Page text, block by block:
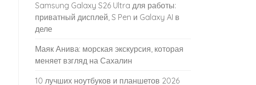
Samsung Galaxy S26 Ultra для работы:
приватный дисплей, S Pen и Galaxy AI в
деле
Маяк Анива: морская экскурсия, которая
меняет взгляд на Сахалин
10 лучших ноутбуков и планшетов 2026